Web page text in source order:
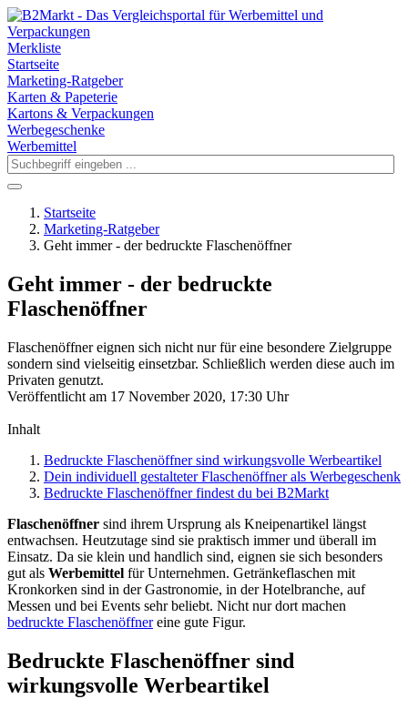
Merkliste
Startseite
Marketing-Ratgeber
Karten & Papeterie
Kartons & Verpackungen
Werbegeschenke
Werbemittel
Startseite
Marketing-Ratgeber
Geht immer - der bedruckte Flaschenöffner
Geht immer - der bedruckte
Flaschenöffner
Flaschenöffner eignen sich nicht nur für eine besondere Zielgruppe
sondern sind vielseitig einsetzbar. Schließlich werden diese auch im
Privaten genutzt.
Veröffentlicht am 17 November 2020, 17:30 Uhr
Inhalt
Bedruckte Flaschenöffner sind wirkungsvolle Werbeartikel
Dein individuell gestalteter Flaschenöffner als Werbegeschenk
Bedruckte Flaschenöffner findest du bei B2Markt
Flaschenöffner sind ihrem Ursprung als Kneipenartikel längst
entwachsen. Heutzutage sind sie praktisch immer und überall im
Einsatz. Da sie klein und handlich sind, eignen sie sich besonders
gut als Werbemittel für Unternehmen. Getränkeflaschen mit
Kronkorken sind in der Gastronomie, in der Hotelbranche, auf
Messen und bei Events sehr beliebt. Nicht nur dort machen
bedruckte Flaschenöffnereine gute Figur.
Bedruckte Flaschenöffner sind
wirkungsvolle Werbeartikel